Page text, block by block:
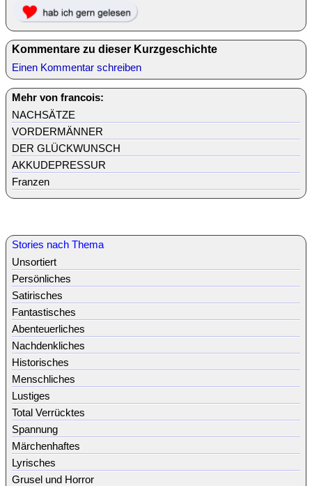
Kommentare zu dieser Kurzgeschichte
Einen Kommentar schreiben
Mehr von francois:
NACHSÄTZE
VORDERMÄNNER
DER GLÜCKWUNSCH
AKKUDEPRESSUR
Franzen
Stories nach Thema
Unsortiert
Persönliches
Satirisches
Fantastisches
Abenteuerliches
Nachdenkliches
Historisches
Menschliches
Lustiges
Total Verrücktes
Spannung
Märchenhaftes
Lyrisches
Grusel und Horror